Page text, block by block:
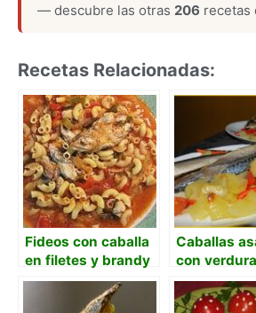
— descubre las otras 206 recetas
Recetas Relacionadas:
Fideos con caballa
en filetes y brandy
de Jerez
Caballas
con